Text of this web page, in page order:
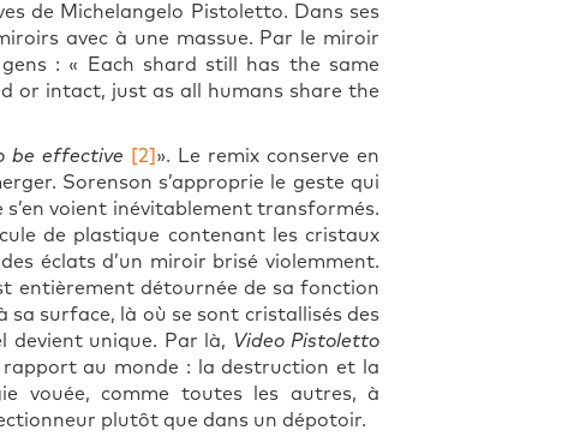
de Michelangelo Pistoletto. Dans ses
avec à une massue. Par le miroir
: « Each shard still has the same
or intact, just as all humans share the
be effective [2]». Le remix conserve en
Sorenson s’approprie le geste qui
voient inévitablement transformés.
de plastique contenant les cristaux
éclats d’un miroir brisé violemment.
entièrement détournée de sa fonction
sa surface, là où se sont cristallisés des
devient unique. Par là, Video Pistoletto
au monde : la destruction et la
vouée, comme toutes les autres, à
plutôt que dans un dépotoir.